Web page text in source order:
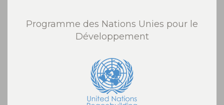
Programme des Nations Unies pour le
Développement